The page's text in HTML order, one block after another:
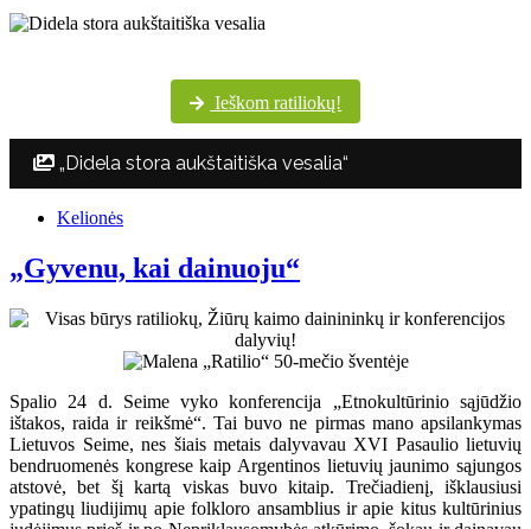
Ieškom ratiliokų!
„Didela stora aukštaitiška vesalia“
Kelionės
„Gyvenu, kai dainuoju“
Spalio 24 d. Seime vyko konferencija „Etnokultūrinio sąjūdžio
ištakos, raida ir reikšmė“. Tai buvo ne pirmas mano apsilankymas
Lietuvos Seime, nes šiais metais dalyvavau XVI Pasaulio lietuvių
bendruomenės kongrese kaip Argentinos lietuvių jaunimo sąjungos
atstovė, bet šį kartą viskas buvo kitaip. Trečiadienį, išklausiusi
ypatingų liudijimų apie folkloro ansamblius ir apie kitus kultūrinius